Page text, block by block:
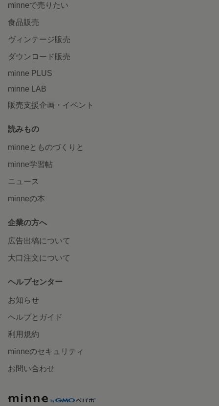
minneで売りたい
食品販売
ヴィンテージ販売
ダウンロード販売
minne PLUS
minne LAB
販売支援企画・イベント
読みもの
minneとものづくりと
minne学習帖
ニュース
minneの本
企業の方へ
広告出稿について
大口注文について
ヘルプセンター
お知らせ
ヘルプとガイド
利用規約
minneのセキュリティ
お問い合わせ